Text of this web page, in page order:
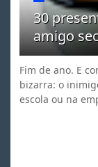
30
amigo
Fim de ano. E
bizarra: o
escola ou na